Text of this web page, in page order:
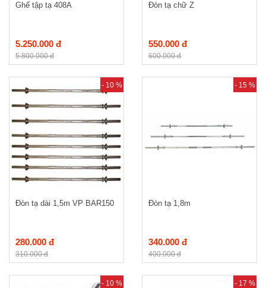
Ghế tập tạ 408A
5.250.000 đ
5.800.000 đ
Đòn tạ chữ Z
550.000 đ
600.000 đ
- 10 %
Đòn tạ dài 1,5m VP BAR150
280.000 đ
310.000 đ
- 15 %
Đòn tạ 1,8m
340.000 đ
400.000 đ
- 10 % - 17 %